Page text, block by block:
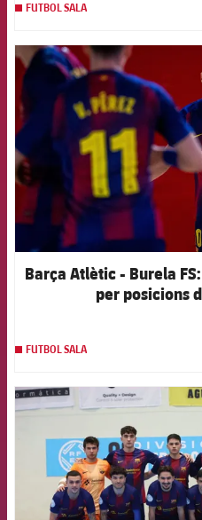
FUTBOL SALA
Barça Atlètic - Burela
per posicions
FUTBOL SALA